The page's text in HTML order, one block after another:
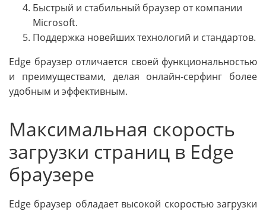
Быстрый и стабильный браузер от компании
Microsoft.
Поддержка новейших технологий и стандартов.
Edge браузер отличается своей функциональностью
и преимуществами, делая онлайн-серфинг более
удобным и эффективным.
Максимальная скорость
загрузки страниц в Edge
браузере
Edge браузер обладает высокой скоростью загрузки